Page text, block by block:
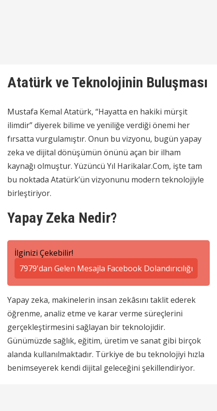
Atatürk ve Teknolojinin Buluşması
Mustafa Kemal Atatürk, “Hayatta en hakiki mürşit
ilimdir” diyerek bilime ve yeniliğe verdiği önemi her
fırsatta vurgulamıştır. Onun bu vizyonu, bugün yapay
zeka ve dijital dönüşümün önünü açan bir ilham
kaynağı olmuştur. Yüzüncü Yıl Harikalar.Com, işte tam
bu noktada Atatürk’ün vizyonunu modern teknolojiyle
birleştiriyor.
Yapay Zeka Nedir?
İlginizi Çekebilir!
7979'dan Gelen Mesajla Facebook Dolandırıcılığı
Yapay zeka, makinelerin insan zekâsını taklit ederek
öğrenme, analiz etme ve karar verme süreçlerini
gerçekleştirmesini sağlayan bir teknolojidir.
Günümüzde sağlık, eğitim, üretim ve sanat gibi birçok
alanda kullanılmaktadır. Türkiye de bu teknolojiyi hızla
benimseyerek kendi dijital geleceğini şekillendiriyor.